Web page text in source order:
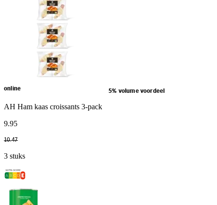
online 5% volume voordeel
AH Ham kaas croissants 3-pack
9.95
10.47
3 stuks